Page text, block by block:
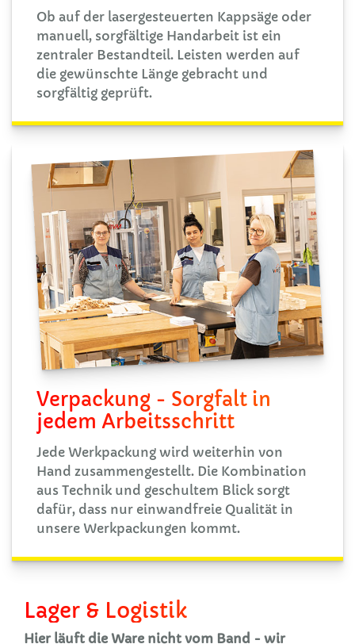
Ob auf der lasergesteuerten Kappsäge oder
manuell, sorgfältige Handarbeit ist ein
zentraler Bestandteil. Leisten werden auf
die gewünschte Länge gebracht und
sorgfältig geprüft.
Verpackung - Sorgfalt in
jedem Arbeitsschritt
Jede Werkpackung wird weiterhin von
Hand zusammengestellt. Die Kombination
aus Technik und geschultem Blick sorgt
dafür, dass nur einwandfreie Qualität in
unsere Werkpackungen kommt.
Lager & Logistik
Hier läuft die Ware nicht vom Band - wir